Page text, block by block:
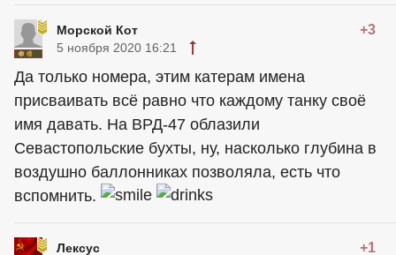
Морской Кот +3
5 ноября 2020 16:21
Да только номера, этим катерам имена
присваивать всё равно что каждому танку своё
имя давать. На ВРД-47 облазили
Севастопольские бухты, ну, насколько глубина в
воздушно баллонниках позволяла, есть что
вспомнить.
Лексус +1